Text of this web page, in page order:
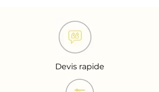
Devis rapide